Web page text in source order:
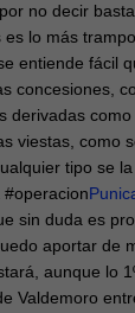
no decir
lo más
entiende fácil
concesiones,
derivadas
viestas, como
tipo se
sin duda es
aportar de
aunque lo
Valdemoro